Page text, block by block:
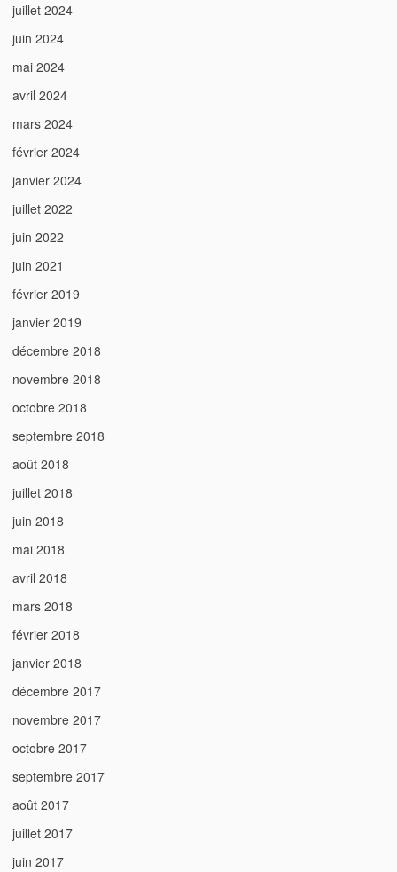
juillet 2024
juin 2024
mai 2024
avril 2024
mars 2024
février 2024
janvier 2024
juillet 2022
juin 2022
juin 2021
février 2019
janvier 2019
décembre 2018
novembre 2018
octobre 2018
septembre 2018
août 2018
juillet 2018
juin 2018
mai 2018
avril 2018
mars 2018
février 2018
janvier 2018
décembre 2017
novembre 2017
octobre 2017
septembre 2017
août 2017
juillet 2017
juin 2017